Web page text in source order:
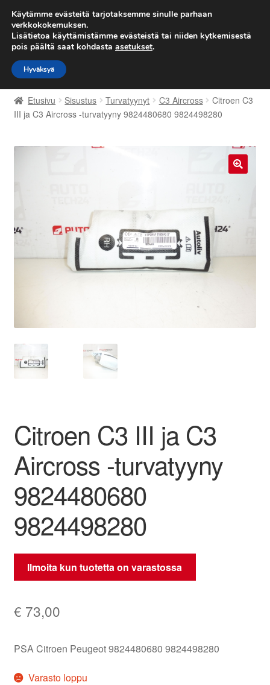
TOIMITUS alkaen 7 EUR
Siirry
navigointiin
Siirry
sisältöön
Etusivu
Kärry
Maailmanlaajuinen toimitus
Maksut
Tarkista
Tilini
Valitukset
Etusivu Sisustus Turvatyynyt C3 Aircross
Citroen C3
III ja C3 Aircross -turvatyyny 9824480680 9824498280
Citroen C3 III ja C3
Aircross -turvatyyny
9824480680
9824498280
Ilmoita kun tuotetta on varastossa
€ 73,00
PSA Citroen Peugeot 9824480680 9824498280
Varasto loppu
Käytämme evästeitä tarjotaksemme sinulle parhaan
verkkokokemuksen.
Lisätietoa käyttämistämme evästeistä tai niiden kytkemisestä
pois päältä saat kohdasta asetukset.
Hyväksyä